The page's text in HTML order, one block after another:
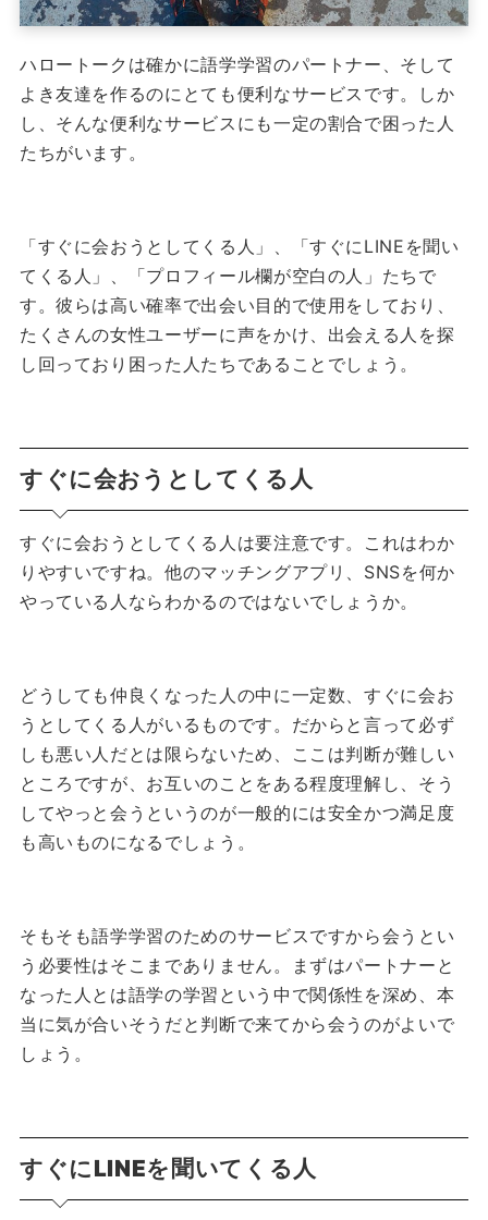
ハロートークは確かに語学学習のパートナー、そして
よき友達を作るのにとても便利なサービスです。しか
し、そんな便利なサービスにも一定の割合で困った人
たちがいます。
「すぐに会おうとしてくる人」、「すぐにLINEを聞い
てくる人」、「プロフィール欄が空白の人」たちで
す。彼らは高い確率で出会い目的で使用をしており、
たくさんの女性ユーザーに声をかけ、出会える人を探
し回っており困った人たちであることでしょう。
すぐに会おうとしてくる人
すぐに会おうとしてくる人は要注意です。これはわか
りやすいですね。他のマッチングアプリ、SNSを何か
やっている人ならわかるのではないでしょうか。
どうしても仲良くなった人の中に一定数、すぐに会お
うとしてくる人がいるものです。だからと言って必ず
しも悪い人だとは限らないため、ここは判断が難しい
ところですが、お互いのことをある程度理解し、そう
してやっと会うというのが一般的には安全かつ満足度
も高いものになるでしょう。
そもそも語学学習のためのサービスですから会うとい
う必要性はそこまでありません。
まずはパートナーと
なった人とは語学の学習という中で関係性を深め、本
当に気が合いそうだと判断で来てから会うのがよいで
しょう。
すぐにLINEを聞いてくる人